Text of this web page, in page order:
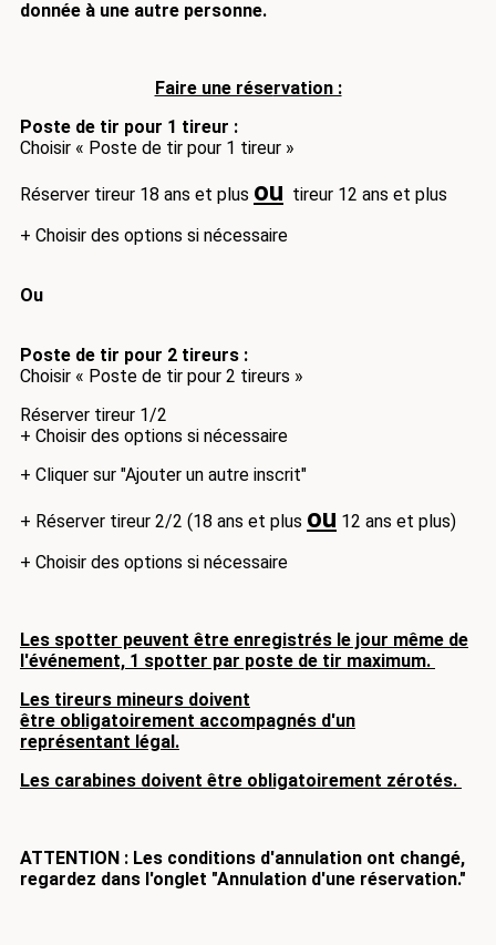
donnée à une autre personne.
Faire une réservation :
Poste de tir pour 1 tireur :
Choisir « Poste de tir pour 1 tireur »
Réserver tireur 18 ans et plus ou tireur 12 ans et plus
+ Choisir des options si nécessaire
Ou
Poste de tir pour 2 tireurs :
Choisir « Poste de tir pour 2 tireurs »
Réserver tireur 1/2
+ Choisir des options si nécessaire
+ Cliquer sur "Ajouter un autre inscrit"
+ Réserver tireur 2/2 (18 ans et plus ou 12 ans et plus)
+ Choisir des options si nécessaire
Les spotter peuvent être enregistrés le jour même de
l'événement, 1 spotter par poste de tir maximum.
Les tireurs mineurs doivent
être obligatoirement accompagnés d'un
représentant légal.
Les carabines doivent être obligatoirement zérotés.
ATTENTION : Les conditions d'annulation ont changé,
regardez dans l'onglet "Annulation d'une réservation."